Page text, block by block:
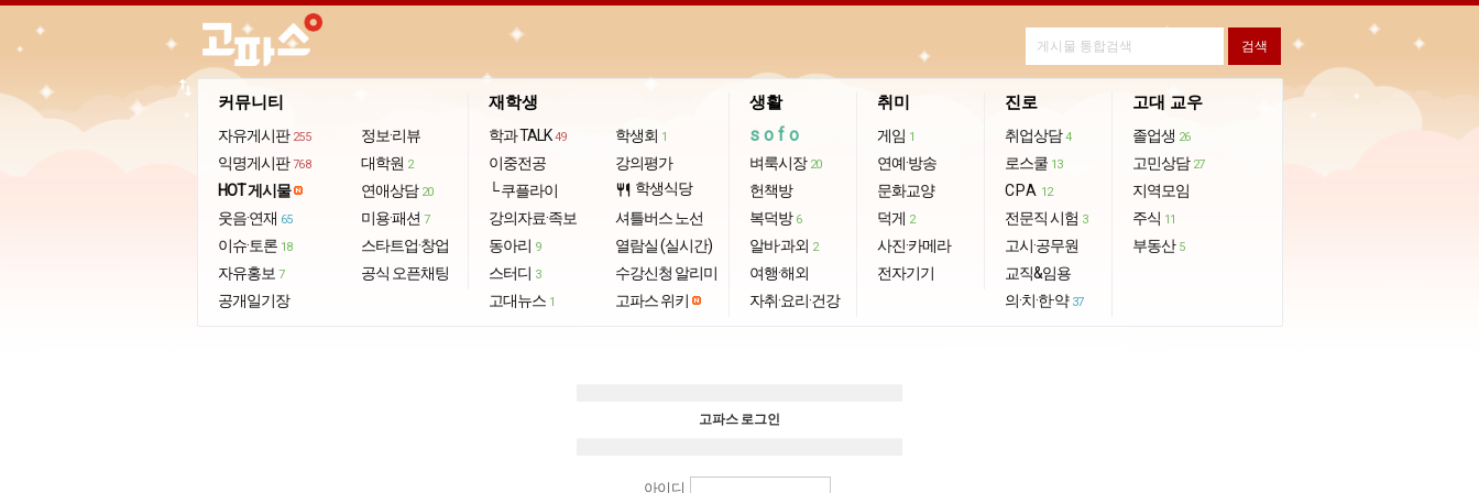
커뮤니티
자유게시판 255
익명게시판 768
HOT 게시물
웃음·연재 65
이슈·토론 18
자유홍보 7
공개일기장
정보·리뷰
대학원 2
연애상담 20
미용·패션 7
스타트업·창업
공식 오픈채팅
재학생
학과 TALK 49
이중전공
└ 쿠플라이
강의자료·족보
동아리 9
스터디 3
고대뉴스 1
학생회 1
강의평가
restaurant 학생식당
셔틀버스 노선
열람실 (실시간)
수강신청 알리미
고파스 위키
생활
sofo
벼룩시장 20
헌책방
복덕방 6
알바·과외 2
여행·해외
자취·요리·건강
취미
게임 1
연예·방송
문화교양
덕게 2
사진·카메라
전자기기
진로
취업상담 4
로스쿨 13
CPA 12
전문직 시험 3
고시·공무원
교직&임용
의·치·한·약 37
고대 교우
졸업생 26
고민상담 27
지역모임
주식 11
부동산 5
import_export
고파스 로그인
아이디